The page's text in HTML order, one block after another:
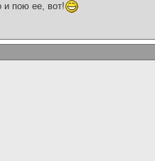
и пою ее, вот!